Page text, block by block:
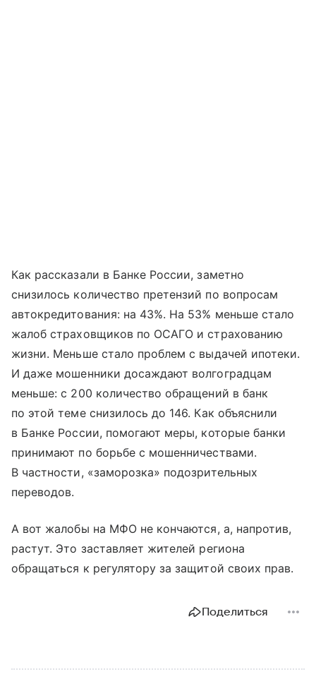
Как рассказали в Банке России, заметно
снизилось количество претензий по вопросам
автокредитования: на 43%. На 53% меньше стало
жалоб страховщиков по ОСАГО и страхованию
жизни. Меньше стало проблем с выдачей ипотеки.
И даже мошенники досаждают волгоградцам
меньше: с 200 количество обращений в банк
по этой теме снизилось до 146. Как объяснили
в Банке России, помогают меры, которые банки
принимают по борьбе с мошенничествами.
В частности, «заморозка» подозрительных
переводов.
А вот жалобы на МФО не кончаются, а, напротив,
растут. Это заставляет жителей региона
обращаться к регулятору за защитой своих прав.
Поделиться